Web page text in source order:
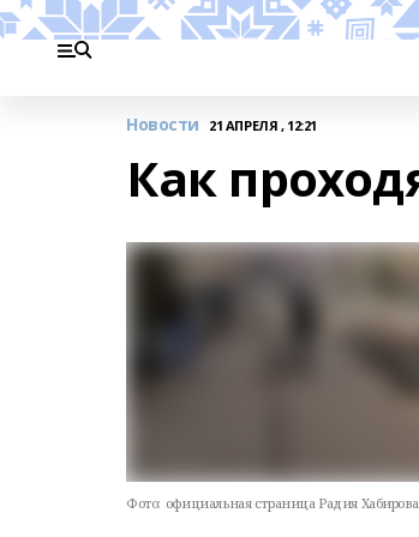
Новости 21 АПРЕЛЯ , 12:21
Как
Фото: официальная страница Радия